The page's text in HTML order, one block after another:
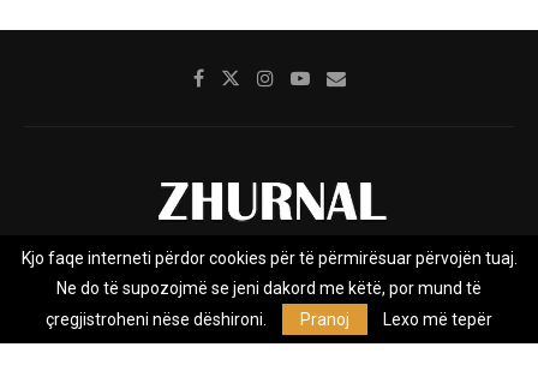
Rreth nesh Impresumi Marketing
Privacy Policy
Zhurnal.mk është Agjenci e Lajmeve e pavarur, e themeluar në vitin
Kjo faqe interneti përdor cookies për të përmirësuar përvojën tuaj.
Ne do të supozojmë se jeni dakord me këtë, por mund të
çregjistroheni nëse dëshironi.
Pranoj Lexo më tepër